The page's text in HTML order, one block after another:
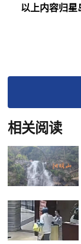
以上内容归星
相关阅读